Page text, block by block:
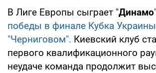
В Лиге Европы сыграет "Динамо"
победы в финале Кубка
"Черниговом". Киевский клуб
первого квалификационного
неудаче команда продолжит